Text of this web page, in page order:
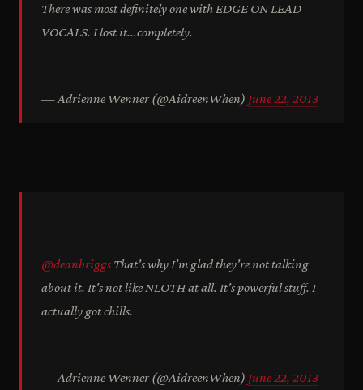
There was most definitely one with EDGE ON LEAD
VOCALS. I lost it...completely.
— Adrienne Wenner (@AidreenWhen) June 22, 2013
@deanbriggs That's why I'm glad they're not talking
about it. It's not like NLOTH at all. It's powerful stuff. I
actually got chills.
— Adrienne Wenner (@AidreenWhen) June 22, 2013